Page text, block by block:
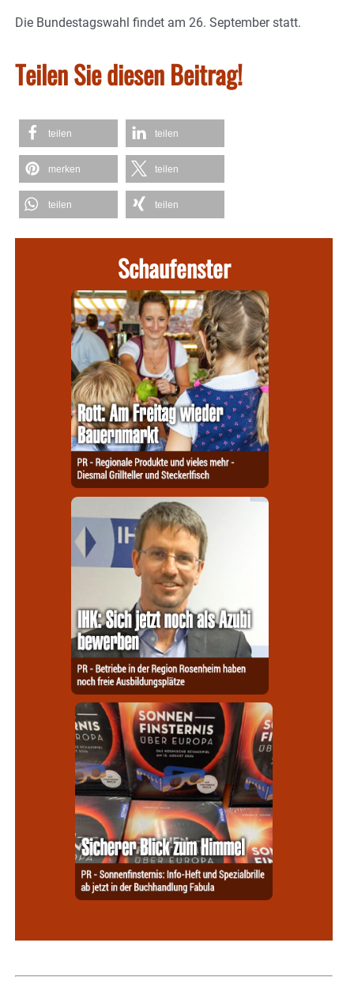
Die Bundestagswahl findet am 26. September statt.
Teilen Sie diesen Beitrag!
teilen teilen
merken teilen
teilen teilen
Schaufenster